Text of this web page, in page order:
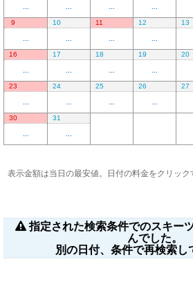
9 10 11 12 13
16 17 18 19 20
23 24 25 26 27
30 31
表示金額は当日の最安値。日付の料金をクリッ
指定された検索条件でのスキー
んでした。
別の日付、条件で再検索し